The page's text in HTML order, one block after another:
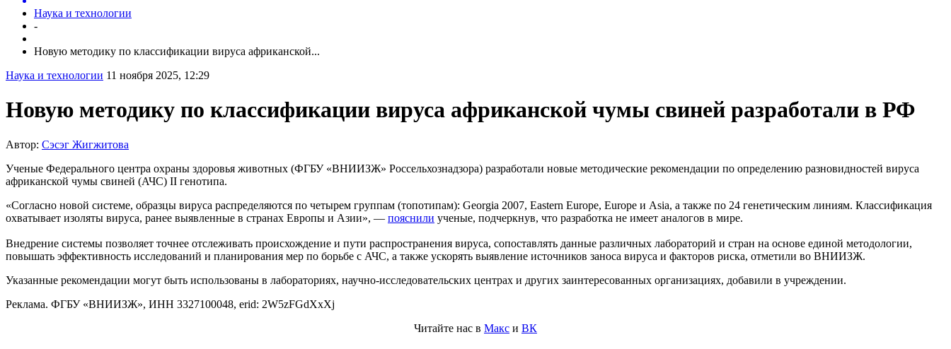
Наука и технологии
-
Новую методику по классификации вируса африканской...
Наука и технологии 11 ноября 2025, 12:29
Новую методику по классификации вируса африканской чумы свиней разработали в РФ
Автор: Сэсэг Жигжитова
Ученые Федерального центра охраны здоровья животных (ФГБУ «ВНИИЗЖ» Россельхознадзора) разработали новые методические рекомендации по определению разновидностей вируса
африканской чумы свиней (АЧС) II генотипа.
«Согласно новой системе, образцы вируса распределяются по четырем группам (топотипам): Georgia 2007, Eastern Europe, Europe и Asia, а также по 24 генетическим линиям. Классификация
охватывает изоляты вируса, ранее выявленные в странах Европы и Азии», — пояснили ученые, подчеркнув, что разработка не имеет аналогов в мире.
Внедрение системы позволяет точнее отслеживать происхождение и пути распространения вируса, сопоставлять данные различных лабораторий и стран на основе единой методологии,
повышать эффективность исследований и планирования мер по борьбе с АЧС, а также ускорять выявление источников заноса вируса и факторов риска, отметили во ВНИИЗЖ.
Указанные рекомендации могут быть использованы в лабораториях, научно-исследовательских центрах и других заинтересованных организациях, добавили в учреждении.
Реклама. ФГБУ «ВНИИЗЖ», ИНН 3327100048, erid: 2W5zFGdXxXj
Читайте нас в Макс и ВК